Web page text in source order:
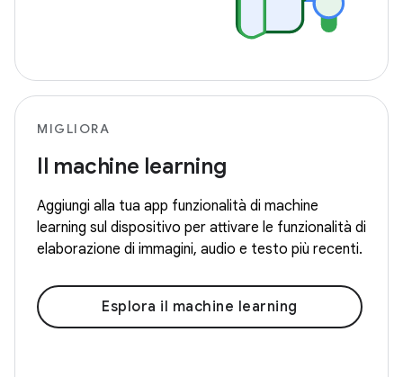
MIGLIORA
Il machine learning
Aggiungi alla tua app funzionalità di machine
learning sul dispositivo per attivare le funzionalità di
elaborazione di immagini, audio e testo più recenti.
Esplora il machine learning